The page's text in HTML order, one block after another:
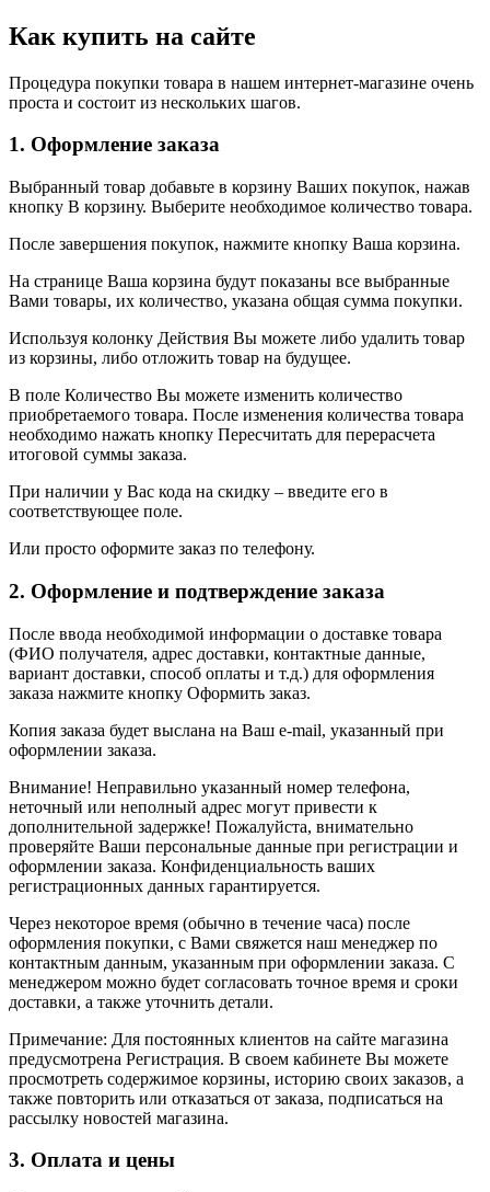
Как купить на сайте
Процедура покупки товара в нашем интернет-магазине очень
проста и состоит из нескольких шагов.
1. Оформление заказа
Выбранный товар добавьте в корзину Ваших покупок, нажав
кнопку В корзину. Выберите необходимое количество товара.
После завершения покупок, нажмите кнопку Ваша корзина.
На странице Ваша корзина будут показаны все выбранные
Вами товары, их количество, указана общая сумма покупки.
Используя колонку Действия Вы можете либо удалить товар
из корзины, либо отложить товар на будущее.
В поле Количество Вы можете изменить количество
приобретаемого товара. После изменения количества товара
необходимо нажать кнопку Пересчитать для перерасчета
итоговой суммы заказа.
При наличии у Вас кода на скидку – введите его в
соответствующее поле.
Или просто оформите заказ по телефону.
2. Оформление и подтверждение заказа
После ввода необходимой информации о доставке товара
(ФИО получателя, адрес доставки, контактные данные,
вариант доставки, способ оплаты и т.д.) для оформления
заказа нажмите кнопку Оформить заказ.
Копия заказа будет выслана на Ваш e-mail, указанный при
оформлении заказа.
Внимание! Неправильно указанный номер телефона,
неточный или неполный адрес могут привести к
дополнительной задержке! Пожалуйста, внимательно
проверяйте Ваши персональные данные при регистрации и
оформлении заказа. Конфиденциальность ваших
регистрационных данных гарантируется.
Через некоторое время (обычно в течение часа) после
оформления покупки, с Вами свяжется наш менеджер по
контактным данным, указанным при оформлении заказа. С
менеджером можно будет согласовать точное время и сроки
доставки, а также уточнить детали.
Примечание: Для постоянных клиентов на сайте магазина
предусмотрена Регистрация. В своем кабинете Вы можете
просмотреть содержимое корзины, историю своих заказов, а
также повторить или отказаться от заказа, подписаться на
рассылку новостей магазина.
3. Оплата и цены